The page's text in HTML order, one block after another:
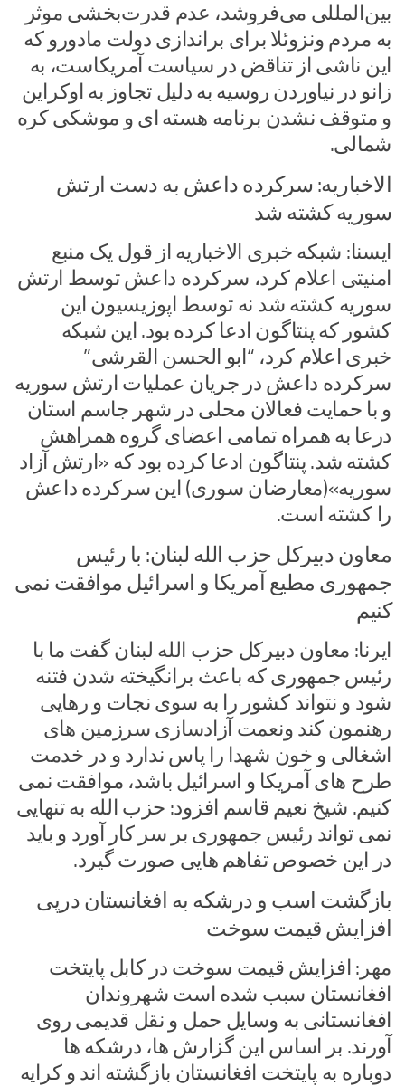
بین‌المللی می‌فروشد، عدم قدرت‌بخشی موثر
به مردم ونزوئلا برای براندازی دولت مادورو که
این ناشی از تناقض در سیاست آمریکاست، به
زانو در نیاوردن روسیه به دلیل تجاوز به اوکراین
و متوقف نشدن برنامه‌ هسته ای و موشکی کره
شمالی.
الاخباریه: سرکرده داعش به دست ارتش
سوریه کشته شد
ایسنا: شبکه خبری الاخباریه از قول یک منبع
امنیتی اعلام کرد، سرکرده داعش توسط ارتش
سوریه کشته شد نه توسط اپوزیسیون این
کشور که پنتاگون ادعا کرده بود. این شبکه
خبری اعلام کرد، “ابو الحسن القرشی”
سرکرده داعش در جریان عملیات ارتش سوریه
و با حمایت فعالان محلی در شهر جاسم استان
درعا به همراه تمامی اعضای گروه همراهش
کشته شد. پنتاگون ادعا کرده بود که «ارتش آزاد
سوریه»(معارضان سوری) این سرکرده داعش
را کشته است.
معاون دبیرکل حزب الله لبنان: با رئیس
جمهوری مطیع آمریکا و اسرائیل موافقت نمی
کنیم
ایرنا: معاون دبیرکل حزب الله لبنان گفت ما با
رئیس جمهوری که باعث برانگیخته شدن فتنه
شود و نتواند کشور را به سوی نجات و رهایی
رهنمون کند ونعمت آزادسازی سرزمین های
اشغالی و خون شهدا را پاس ندارد و در خدمت
طرح های آمریکا و اسرائیل باشد، موافقت نمی
کنیم. شیخ نعیم قاسم افزود: حزب الله به تنهایی
نمی تواند رئیس جمهوری بر سر کار آورد و باید
در این خصوص تفاهم هایی صورت گیرد.
بازگشت اسب و درشکه به افغانستان درپی
افزایش قیمت سوخت
مهر: افزایش قیمت سوخت در کابل پایتخت
افغانستان سبب شده است شهروندان
افغانستانی به وسایل حمل و نقل قدیمی روی
آورند. بر اساس این گزارش ها، درشکه ها
دوباره به پایتخت افغانستان بازگشته اند و کرایه